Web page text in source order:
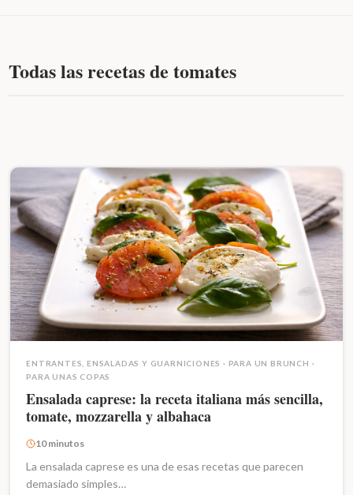
Todas las recetas de tomates
ENTRANTES, ENSALADAS Y GUARNICIONES · PARA UN BRUNCH ·
PARA UNAS COPAS
Ensalada caprese: la receta italiana más sencilla,
tomate, mozzarella y albahaca
10 minutos
La ensalada caprese es una de esas recetas que parecen
demasiado simples…